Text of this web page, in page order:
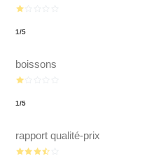
1/5
boissons
1/5
rapport qualité-prix